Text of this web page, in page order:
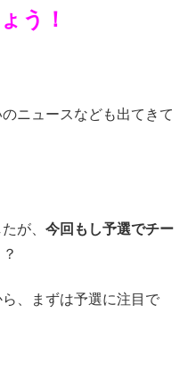
う！
ニュースなども出てきて
が、 今回もし予選でチー
？
、まずは予選に注目で